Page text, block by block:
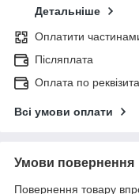
Детальніше
Оплатити
Післяплата
Оплата по
Всі умови оплати
Умови повернення
Повернення товару